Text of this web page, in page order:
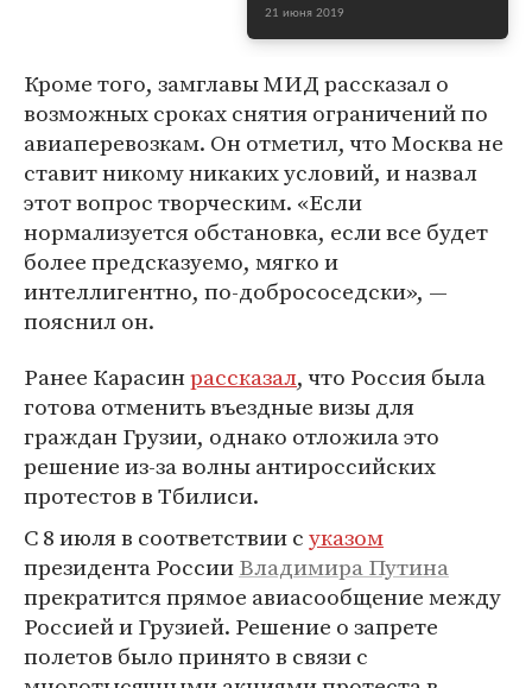
21 июня 2019
Кроме того, замглавы МИД рассказал о
возможных сроках снятия ограничений по
авиаперевозкам. Он отметил, что Москва не
ставит никому никаких условий, и назвал
этот вопрос творческим. «Если
нормализуется обстановка, если все будет
более предсказуемо, мягко и
интеллигентно, по-добрососедски», —
пояснил он.
Ранее Карасинрассказал, что Россия была
готова отменить въездные визы для
граждан Грузии, однако отложила это
решение из-за волны антироссийских
протестов в Тбилиси.
С 8 июля в соответствии суказом
президента РоссииВладимира Путина
прекратится прямое авиасообщение между
Россией и Грузией. Решение о запрете
полетов было принято в связи с